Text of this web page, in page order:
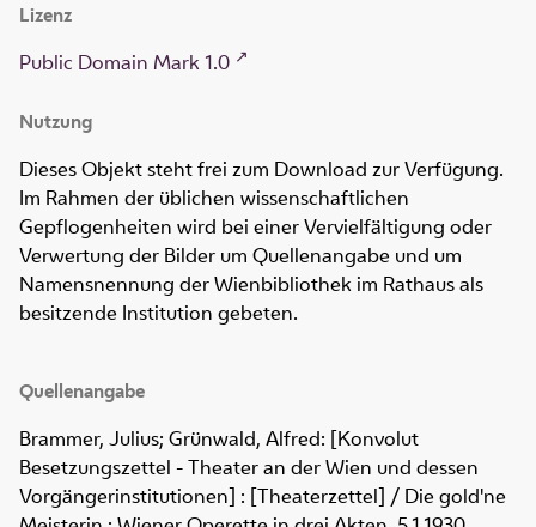
Lizenz
Public Domain Mark 1.0
Nutzung
Dieses Objekt steht frei zum Download zur Verfügung.
Im Rahmen der üblichen wissenschaftlichen
Gepflogenheiten wird bei einer Vervielfältigung oder
Verwertung der Bilder um Quellenangabe und um
Namensnennung der Wienbibliothek im Rathaus als
besitzende Institution gebeten.
Quellenangabe
Brammer, Julius; Grünwald, Alfred: [Konvolut
Besetzungszettel - Theater an der Wien und dessen
Vorgängerinstitutionen] : [Theaterzettel] / Die gold'ne